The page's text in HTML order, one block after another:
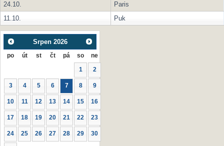
24.10.
Paris
11.10.
Puk
Srpen 2026
po út st čt pá so ne
1 2
3 4 5 6 7 8 9
10 11 12 13 14 15 16
17 18 19 20 21 22 23
24 25 26 27 28 29 30